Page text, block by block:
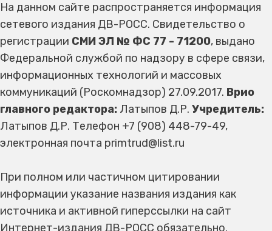
На данном сайте распространяется информация
сетевого издания ДВ-РОСС. Свидетельство о
регистрации СМИ ЭЛ № ФС 77 - 71200, выдано
Федеральной службой по надзору в сфере связи,
информационных технологий и массовых
коммуникаций (Роскомнадзор) 27.09.2017. Врио
главного редактора: Латыпов Д.Р. Учредитель:
Латыпов Д.Р. Телефон +7 (908) 448-79-49,
электронная почта primtrud@list.ru
При полном или частичном цитировании
информации указание названия издания как
источника и активной гиперссылки на сайт
Интернет-издания ДВ-РОСС обязательно.